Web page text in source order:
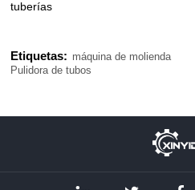
tuberías
Etiquetas: máquina de molienda
Pulidora de tubos